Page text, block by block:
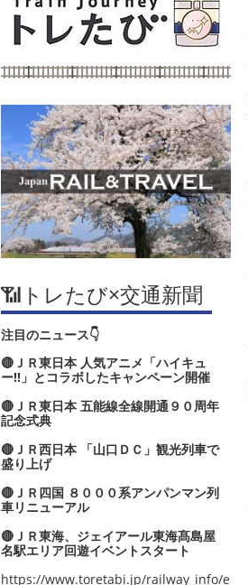
📶トレたび×交通新聞
注目のニュース👇
🔴ＪＲ東日本 人気アニメ「ハイキュ
ー‼」とコラボしたキャンペーン開催
🔴ＪＲ東日本 五能線全線開通９０周年
記念式典
🔴ＪＲ西日本 「山口ＤＣ」観光列車で
盛り上げ
🔴ＪＲ四国 ８０００系アンパンマン列
車リニューアル
🔴ＪＲ東海、ジェイアール東海髙島屋
名駅エリア回遊イベントスタート
https://www.toretabi.jp/railway_info/e